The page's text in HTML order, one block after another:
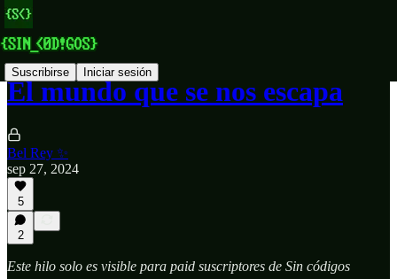
Suscribirse Iniciar sesión
El mundo que se nos escapa
Bel Rey ✨
sep 27, 2024
5
2
Este hilo solo es visible para paid suscriptores de Sin códigos